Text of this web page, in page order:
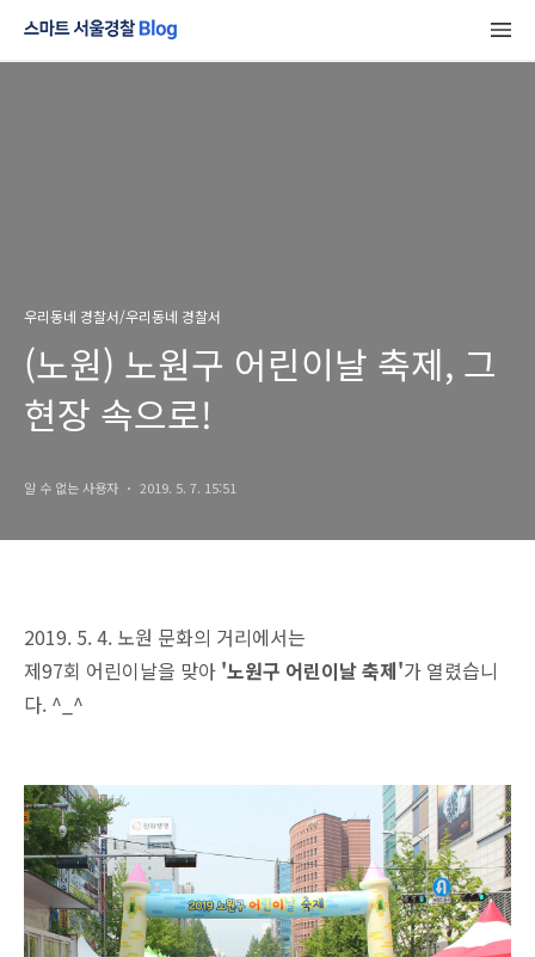
우리동네 경찰서/우리동네 경찰서
(노원) 노원구 어린이날 축제, 그
현장 속으로!
알 수 없는 사용자 2019. 5. 7. 15:51
2019. 5. 4. 노원 문화의 거리에서는
제97회 어린이날을 맞아 '노원구 어린이날 축제'가 열렸습니
다. ^_^